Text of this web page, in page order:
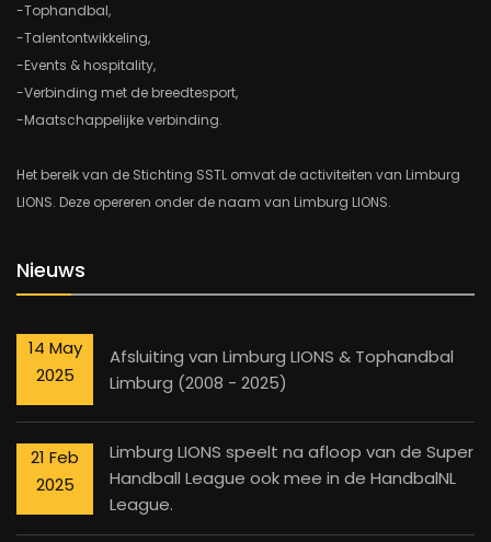
-Tophandbal,
-Talentontwikkeling,
-Events & hospitality,
-Verbinding met de breedtesport,
-Maatschappelijke verbinding.
Het bereik van de Stichting SSTL omvat de activiteiten van Limburg
LIONS. Deze opereren onder de naam van Limburg LIONS.
Nieuws
14 May
2025
Afsluiting van Limburg LIONS & Tophandbal
Limburg (2008 - 2025)
21 Feb
2025
Limburg LIONS speelt na afloop van de Super
Handball League ook mee in de HandbalNL
League.